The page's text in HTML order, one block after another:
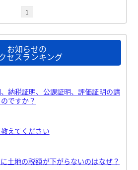
1
お知らせの
セスランキング
納税証明、公課証明、評価証明の請
ですか？
えてください
土地の税額が下がらないのはなぜ？